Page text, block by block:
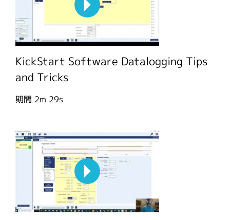
KickStart Software Datalogging Tips
and Tricks
期間 2m 29s